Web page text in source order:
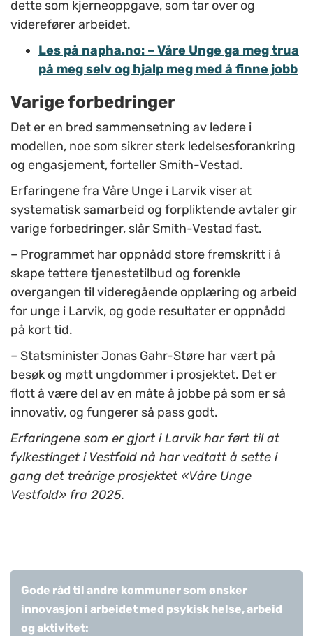
dette som kjerneoppgave, som tar over og
viderefører arbeidet.
Les på napha.no: – Våre Unge ga meg trua
på meg selv og hjalp meg med å finne jobb
Varige forbedringer
Det er en bred sammensetning av ledere i
modellen, noe som sikrer sterk ledelsesforankring
og engasjement, forteller Smith-Vestad.
Erfaringene fra Våre Unge i Larvik viser at
systematisk samarbeid og forpliktende avtaler gir
varige forbedringer, slår Smith-Vestad fast.
– Programmet har oppnådd store fremskritt i å
skape tettere tjenestetilbud og forenkle
overgangen til videregående opplæring og arbeid
for unge i Larvik, og gode resultater er oppnådd
på kort tid.
– Statsminister Jonas Gahr-Støre har vært på
besøk og møtt ungdommer i prosjektet. Det er
flott å være del av en måte å jobbe på som er så
innovativ, og fungerer så pass godt.
Erfaringene som er gjort i Larvik har ført til at
fylkestinget i Vestfold nå har vedtatt å sette i
gang det treårige prosjektet «Våre Unge
Vestfold» fra 2025.
Gode råd til andre kommuner som ønsker
innovasjon i arbeidet med psykisk helse, arbeid
og aktivitet: